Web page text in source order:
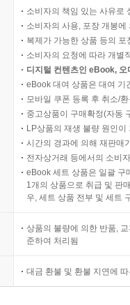
소비자의 책임 있는 사유로
소비자의 사용, 포장 개봉
복제가 가능한 상품 등의
소비자의 요청에 따라 개별
디지털 컨텐츠인 eBook,
eBook 대여 상품은 대여 기
모바일 쿠폰 등록 후 취소/
중고상품이 구매확정(자동
LP상품의 재생 불량 원인
시간의 경과에 의해 재판매
전자상거래 등에서의 소비
eBook 세트 상품은 일괄 구
1개의 상품으로 취급 및 판
우, 세트 상품 전부 및 세트
상품의 불량에 의한 반품,
준하여 처리됨
대금 환불 및 환불 지연에